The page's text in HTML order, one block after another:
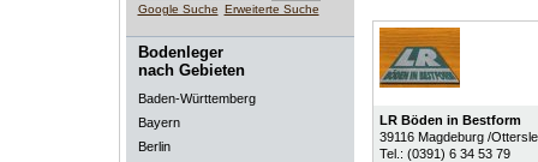
Google Suche Erweiterte Suche
Bodenleger
nach Gebieten
Baden-Württemberg
Bayern
Berlin
LR Böden in Bestform
39116 Magdeburg /
Tel.: (0391) 6 34 53 79